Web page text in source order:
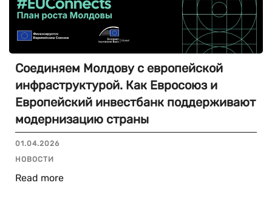
Соединяем Молдову с европейской
инфраструктурой. Как Евросоюз и
Европейский инвестбанк поддерживают
модернизацию страны
01.04.2026
НОВОСТИ
Read more